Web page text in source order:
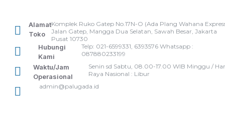
Alamat
Toko
Komplek Ruko Gatep No.17N-O (Ada Plang Wahana
Jalan Gatep, Mangga Dua Selatan, Sawah Besar, Jakarta
Pusat 10730
Hubungi
Kami
Telp: 021-6599331, 6393576 Whatsapp :
087880233199
Waktu/Jam
Operasional
Senin sd Sabtu, 08.00-17.00 WIB Minggu /
Raya Nasional : Libur
admin@palugada.id